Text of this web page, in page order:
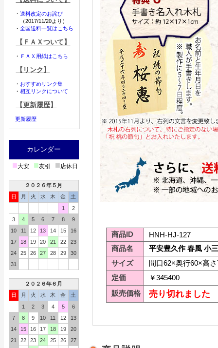
・ 送料改定のお詫び
（2017/11/20より）
・ 全国送料一覧はこちら
【ＦＡＸついて】
・ ＦＡＸ用紙はこちら
【リンク】
・ おすすめリンク集
・ 相互リンクについて
【更新履歴】
更新履歴
カレンダー
■大安 ■友引 ■店休日
２０２６年５月
日
月 火 水 木 金
土
1
2
3
4 5 6 7 8
9
10
11 12 13 14 15
16
17
18 19 20 21 22
23
24
25 26 27 28 29
30
31
２０２６年６月
日
月 火 水 木 金
土
1
2 3 4 5
6
7
8 9 10 11 12
13
14
15 16 17 18 19
20
21
22 23 24 25 26
27
商品ID
HNH-HJ-127
商品名
平安豊久作 春風 小
サイズ
間口62×奥行60×高
定価
￥345400
販売価格
売り切れました